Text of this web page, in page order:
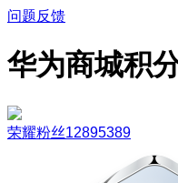
问题反馈
华为商城积
荣耀粉丝12895389